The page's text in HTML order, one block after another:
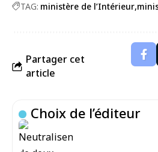
TAG: ministère de l’Intérieur
Partager cet
article
Choix de l’éditeur